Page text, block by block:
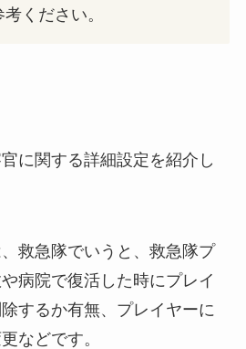
ください。
に関する詳細設定を紹介し
救急隊でいうと、救急隊プ
病院で復活した時にプレイ
するか有無、プレイヤーに
などです。